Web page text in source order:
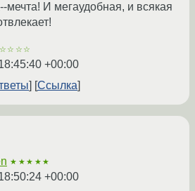
мечта! И мегаудобная, и всякая
+00:00
Ссылка
★★★★★
+00:00